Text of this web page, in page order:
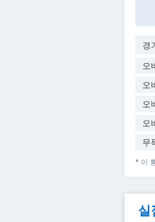
경
오
오
오
오
무
* 이
실